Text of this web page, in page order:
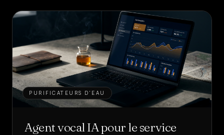
PURIFICATEURS D'EAU
Agent vocal IA pour le service